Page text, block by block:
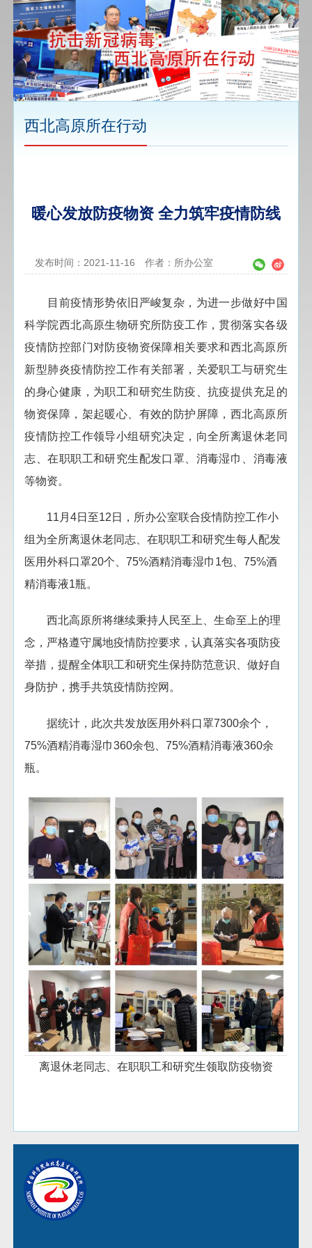
西北高原所在行动
暖心发放防疫物资 全力筑牢疫情防线
发布时间：2021-11-16作者：所办公室
目前疫情形势依旧严峻复杂，为进一步做好中国
科学院西北高原生物研究所防疫工作，贯彻落实各级
疫情防控部门对防疫物资保障相关要求和西北高原所
新型肺炎疫情防控工作有关部署，关爱职工与研究生
的身心健康，为职工和研究生防疫、抗疫提供充足的
物资保障，架起暖心、有效的防护屏障，西北高原所
疫情防控工作领导小组研究决定，向全所离退休老同
志、在职职工和研究生配发口罩、消毒湿巾、消毒液
等物资。
11月4日至12日，所办公室联合疫情防控工作小
组为全所离退休老同志、在职职工和研究生每人配发
医用外科口罩20个、75%酒精消毒湿巾1包、75%酒
精消毒液1瓶。
西北高原所将继续秉持人民至上、生命至上的理
念，严格遵守属地疫情防控要求，认真落实各项防疫
举措，提醒全体职工和研究生保持防范意识、做好自
身防护，携手共筑疫情防控网。
据统计，此次共发放医用外科口罩7300余个，
75%酒精消毒湿巾360余包、75%酒精消毒液360余
瓶。
离退休老同志、在职职工和研究生领取防疫物资